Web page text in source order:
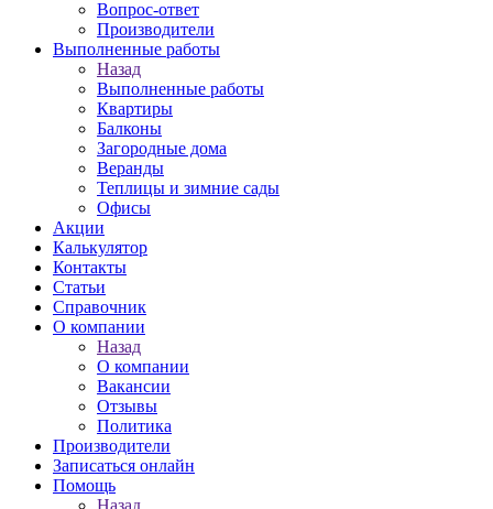
Вопрос-ответ
Производители
Выполненные работы
Назад
Выполненные работы
Квартиры
Балконы
Загородные дома
Веранды
Теплицы и зимние сады
Офисы
Акции
Калькулятор
Контакты
Статьи
Справочник
О компании
Назад
О компании
Вакансии
Отзывы
Политика
Производители
Записаться онлайн
Помощь
Назад